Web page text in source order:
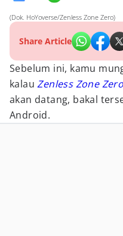
(Dok. HoYoverse/Zenless Zone Zero)
Share Article
Sebelum ini, kamu
kalauZenless Zone Zero
akan datang, bakal
Android.